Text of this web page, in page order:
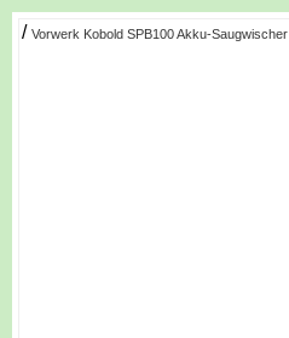
/ Vorwerk Kobold SPB100 Akku-Saugwischer